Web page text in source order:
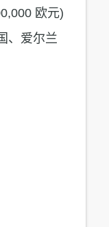
欧元)
、爱尔兰